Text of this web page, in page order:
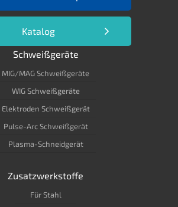
Katalog
Schweißgeräte
MIG/MAG Schweißgeräte
WIG Schweißgeräte
Elektroden Schweißgerät
Pulse-Arc Schweißgerät
Plasma-Schneidgerät
Zusatzwerkstoffe
Für Stahl